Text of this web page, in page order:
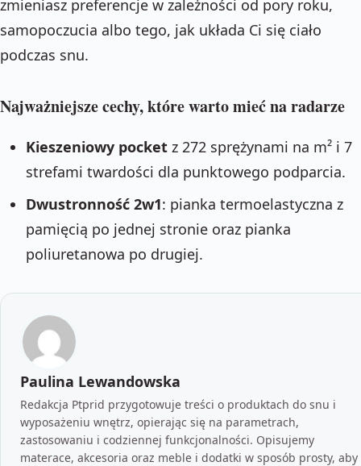
zmieniasz preferencje w zależności od pory roku,
samopoczucia albo tego, jak układa Ci się ciało
podczas snu.
Najważniejsze cechy, które warto mieć na radarze
Kieszeniowy pocketz 272 sprężynami na m² i 7
strefami twardości dla punktowego podparcia.
Dwustronność 2w1: pianka termoelastyczna z
pamięcią po jednej stronie oraz pianka
poliuretanowa po drugiej.
Paulina Lewandowska
Redakcja Ptprid przygotowuje treści o produktach do snu i
wyposażeniu wnętrz, opierając się na parametrach,
zastosowaniu i codziennej funkcjonalności. Opisujemy
materace, akcesoria oraz meble i dodatki w sposób prosty, aby